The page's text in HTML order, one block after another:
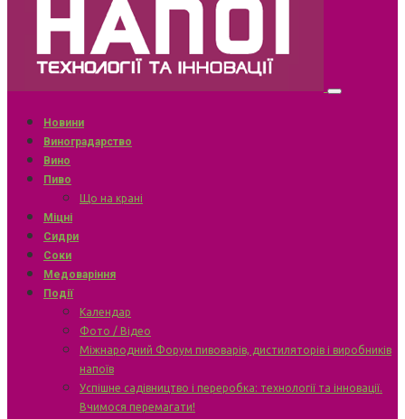
Новини
Виноградарство
Вино
Пиво
Що на крані
Міцні
Сидри
Соки
Медоваріння
Події
Календар
Фото / Відео
Міжнародний Форум пивоварів, дистиляторів і виробників
напоїв
Успішне садівництво і переробка: технології та інновації.
Вчимося перемагати!